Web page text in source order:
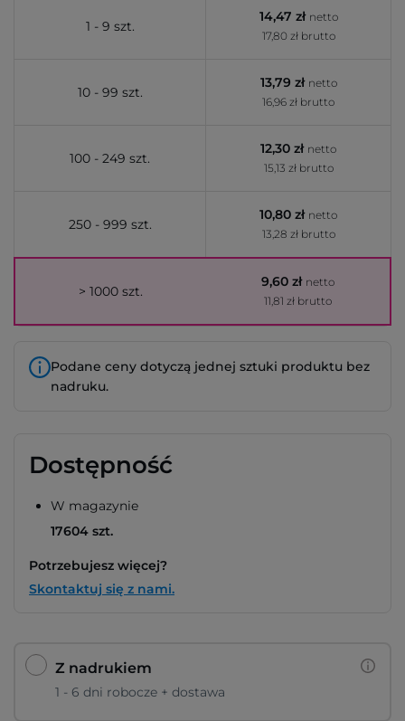
1 - 9 szt.
14,47 zł netto
17,80 zł brutto
10 - 99 szt.
13,79 zł netto
16,96 zł brutto
100 - 249 szt.
12,30 zł netto
15,13 zł brutto
250 - 999 szt.
10,80 zł netto
13,28 zł brutto
> 1000 szt.
9,60 zł netto
11,81 zł brutto
Podane ceny dotyczą jednej sztuki produktu bez
nadruku.
Dostępność
W magazynie
17604 szt.
Potrzebujesz więcej?
Skontaktuj się z nami.
Z nadrukiem
1 - 6 dni robocze + dostawa